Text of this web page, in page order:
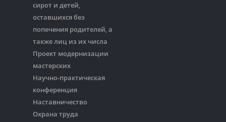
сирот и детей,
оставшихся без
попечения родителей, а
также лиц из их числа
Проект модернизации
мастерских
Научно-практическая
конференция
Наставничество
Охрана труда